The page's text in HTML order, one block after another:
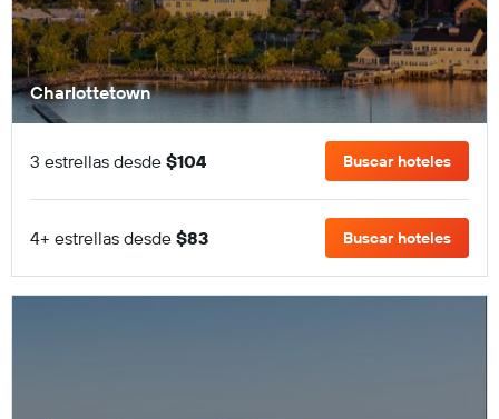
Charlottetown
3 estrellas desde $104 Buscar hoteles
4+ estrellas desde $83 Buscar hoteles